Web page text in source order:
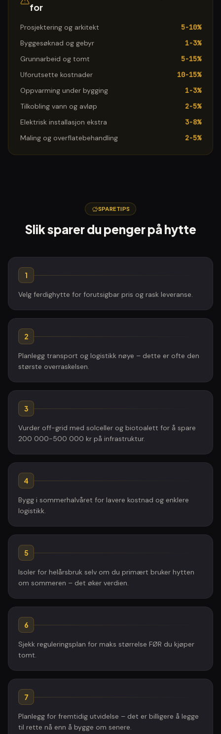
for
Prosjektering og arkitekt
5-10%
Byggesøknad og gebyr
1-3%
Grunnarbeid og tomt
5-15%
Uforutsette kostnader
10-15%
Oppvarming under bygging
1-3%
Tilkobling vann og avløp
2-5%
Elektrisk installasjon ekstra
3-8%
Maling og overflatebehandling
2-5%
SPARETIPS
Slik sparer du penger på hytte
1
Velg ferdighytte for forutsigbar pris og rask leveranse.
2
Planlegg transport og logistikk nøye – dette er ofte den
største overraskelsen.
3
Vurder off-grid med solceller og biotoalett for å spare
200 000-500 000 kr på infrastruktur.
4
Bygg i sommerhalvåret for lavere kostnad og enklere
logistikk.
5
Isoler for helårsbruk selv om du primært bruker hytten
om sommeren – det øker verdien.
6
Sjekk reguleringsplan for maks størrelse FØR du kjøper
tomt.
7
Planlegg for fremtidig utvidelse – det er billigere å legge
til rette nå enn å bygge om senere.